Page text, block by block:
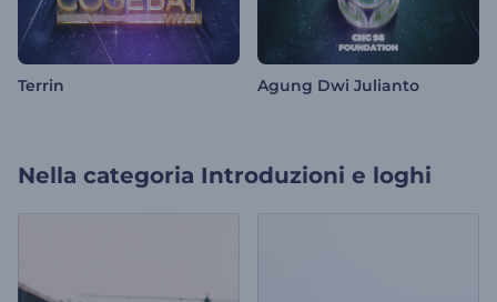
Terrin Agung Dwi Julianto
Nella categoria Introduzioni e loghi